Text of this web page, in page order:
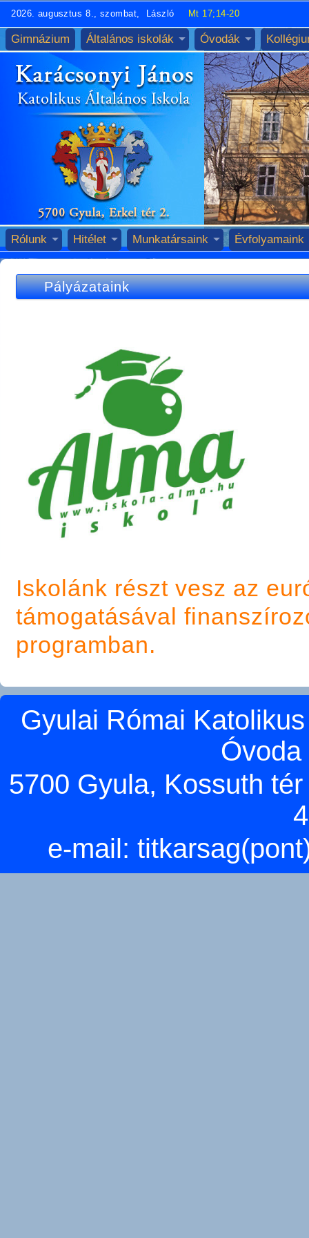
2026. augusztus 8., szombat, László Mt 17;14-20
Gimnázium Általános iskolák Óvodák
Rólunk Hitélet Munkatársaink Évfolyamaink
Pályázataink
Iskolánk részt vesz az
támogatásával
programban.
Gyulai Római
5700 Gyula, Kossuth
e-mail: